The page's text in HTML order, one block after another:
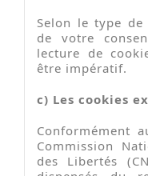
Selon le type de
de votre
lecture de
être impératif.
c) Les cookies
Conformément
Commission
des Libertés